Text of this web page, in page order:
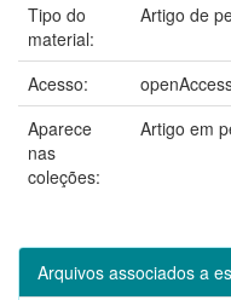
Tipo do
material:
Artigo de
Acesso:
Aparece
nas
coleções:
Artigo em
Arquivos associados a